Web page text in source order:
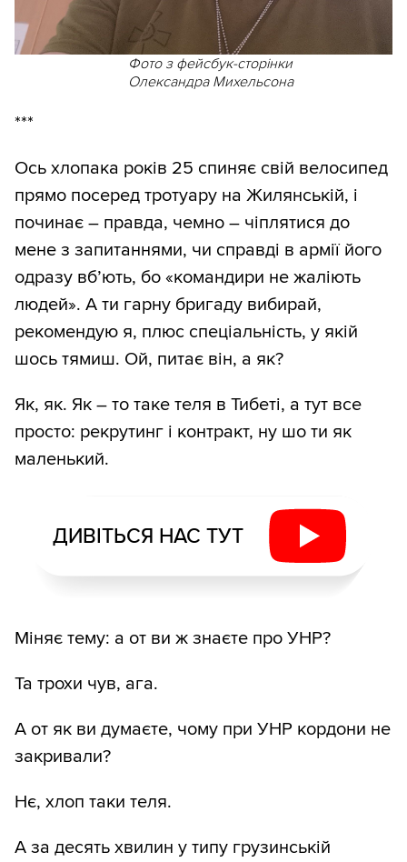
Фото з фейсбук-сторінки
Олександра Михельсона
***
Ось хлопака років 25 спиняє свій велосипед
прямо посеред тротуару на Жилянській, і
починає – правда, чемно – чіплятися до
мене з запитаннями, чи справді в армії його
одразу вб’ють, бо «командири не жаліють
людей». А ти гарну бригаду вибирай,
рекомендую я, плюс спеціальність, у якій
шось тямиш. Ой, питає він, а як?
Як, як. Як – то таке теля в Тибеті, а тут все
просто: рекрутинг і контракт, ну шо ти як
маленький.
ДИВІТЬСЯ НАС ТУТ
Міняє тему: а от ви ж знаєте про УНР?
Та трохи чув, ага.
А от як ви думаєте, чому при УНР кордони не
закривали?
Нє, хлоп таки теля.
А за десять хвилин у типу грузинській